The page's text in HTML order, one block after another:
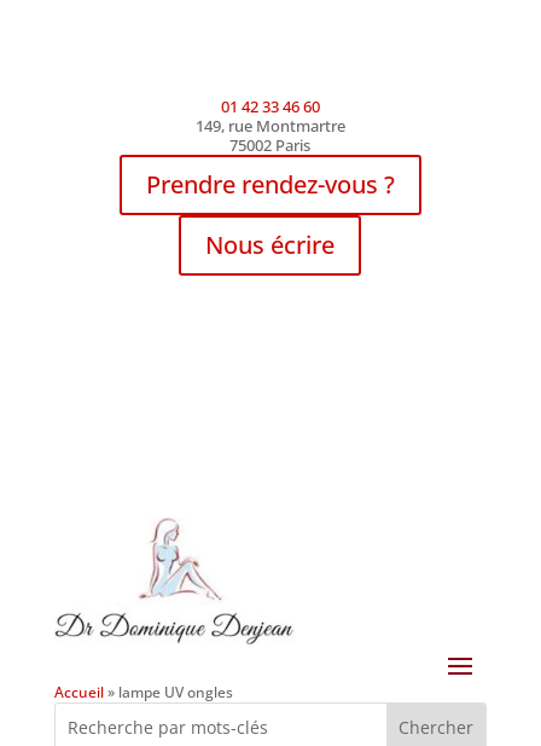
01 42 33 46 60
149, rue Montmartre
75002 Paris
Prendre rendez-vous ?
Nous écrire
Accueil» lampe UV ongles